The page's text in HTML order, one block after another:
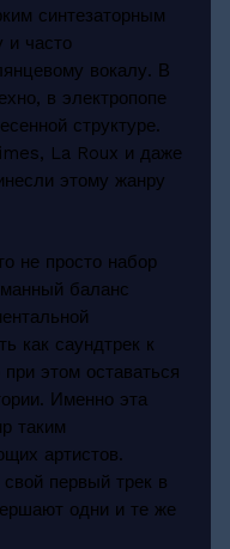
синтезаторным
и часто
вокалу. В
в электропопе
структуре.
La Roux и даже
этому жанру
не просто набор
баланс
как саундтрек к
этом оставаться
Именно эта
таким
артистов.
первый трек в
одни и те же